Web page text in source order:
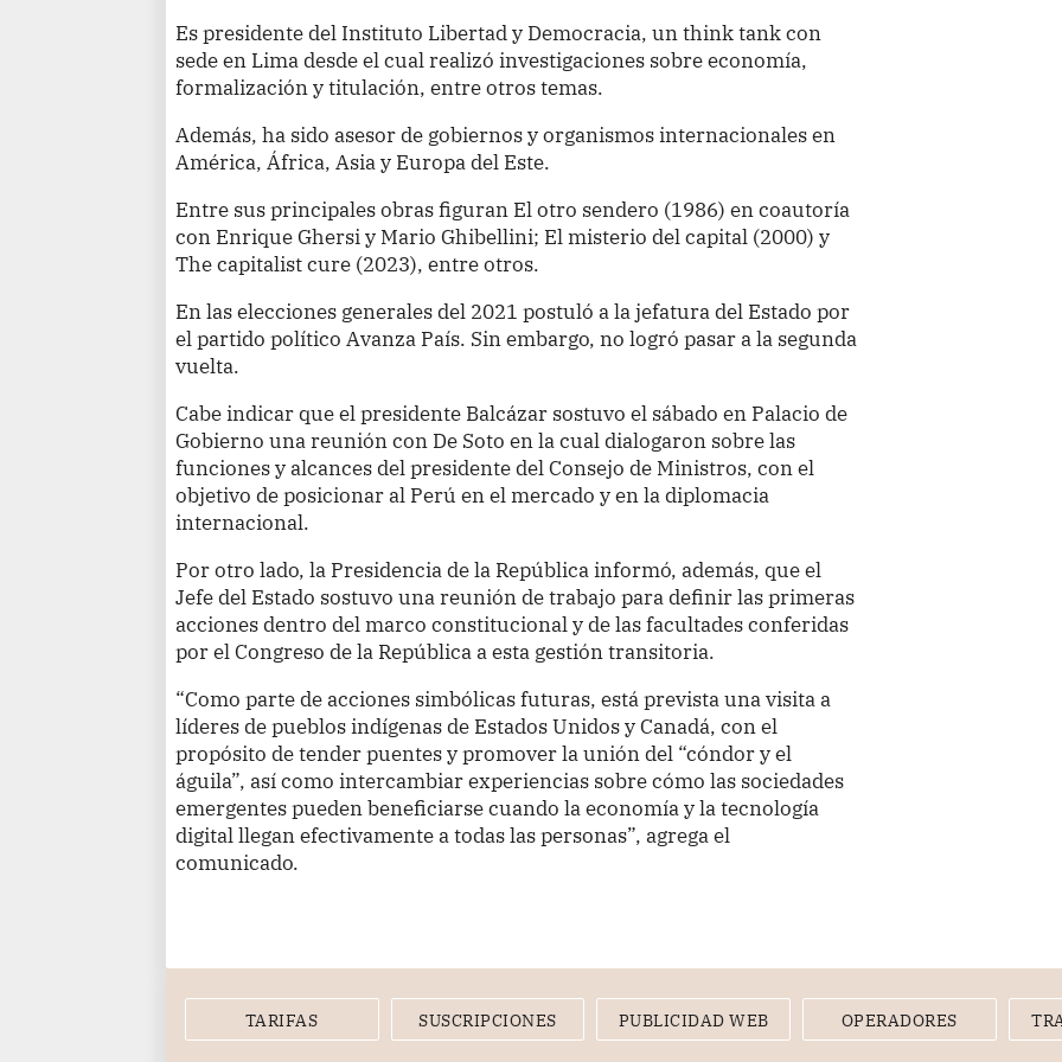
Es presidente del Instituto Libertad y Democracia, un think tank con
sede en Lima desde el cual realizó investigaciones sobre economía,
formalización y titulación, entre otros temas.
Además, ha sido asesor de gobiernos y organismos internacionales en
América, África, Asia y Europa del Este.
Entre sus principales obras figuran El otro sendero (1986) en coautoría
con Enrique Ghersi y Mario Ghibellini; El misterio del capital (2000) y
The capitalist cure (2023), entre otros.
En las elecciones generales del 2021 postuló a la jefatura del Estado por
el partido político Avanza País. Sin embargo, no logró pasar a la segunda
vuelta.
Cabe indicar que el presidente Balcázar sostuvo el sábado en Palacio de
Gobierno una reunión con De Soto en la cual dialogaron sobre las
funciones y alcances del presidente del Consejo de Ministros, con el
objetivo de posicionar al Perú en el mercado y en la diplomacia
internacional.
Por otro lado, la Presidencia de la República informó, además, que el
Jefe del Estado sostuvo una reunión de trabajo para definir las primeras
acciones dentro del marco constitucional y de las facultades conferidas
por el Congreso de la República a esta gestión transitoria.
“Como parte de acciones simbólicas futuras, está prevista una visita a
líderes de pueblos indígenas de Estados Unidos y Canadá, con el
propósito de tender puentes y promover la unión del “cóndor y el
águila”, así como intercambiar experiencias sobre cómo las sociedades
emergentes pueden beneficiarse cuando la economía y la tecnología
digital llegan efectivamente a todas las personas”, agrega el
comunicado.
TARIFAS SUSCRIPCIONES PUBLICIDAD WEB OPERADORES